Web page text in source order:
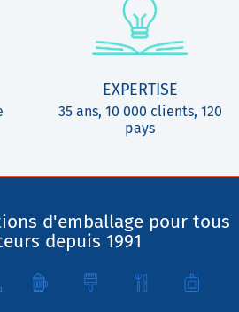
EXPERTISE
35 ans, 10 000 clients, 120
pays
d'emballage pour tous
depuis 1991